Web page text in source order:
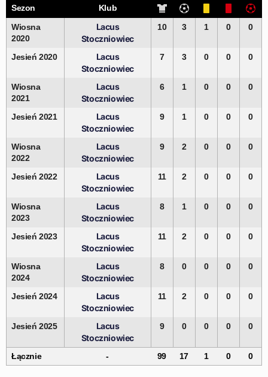
Sezon
Klub
Wiosna
2020
Lacus
Stoczniowiec
10 3 1 0 0
Jesień 2020
Lacus
Stoczniowiec
7 3 0 0 0
Wiosna
2021
Lacus
Stoczniowiec
6 1 0 0 0
Jesień 2021
Lacus
Stoczniowiec
9 1 0 0 0
Wiosna
2022
Lacus
Stoczniowiec
9 2 0 0 0
Jesień 2022
Lacus
Stoczniowiec
11 2 0 0 0
Wiosna
2023
Lacus
Stoczniowiec
8 1 0 0 0
Jesień 2023
Lacus
Stoczniowiec
11 2 0 0 0
Wiosna
2024
Lacus
Stoczniowiec
8 0 0 0 0
Jesień 2024
Lacus
Stoczniowiec
11 2 0 0 0
Jesień 2025
Lacus
Stoczniowiec
9 0 0 0 0
Łącznie - 99 17 1 0 0